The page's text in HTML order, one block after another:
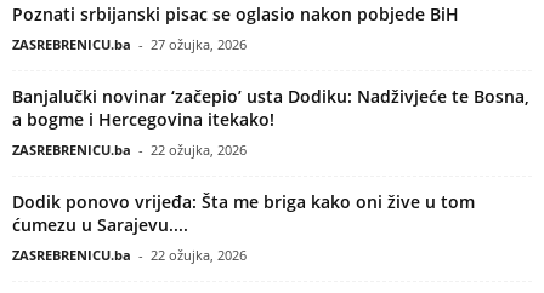
Poznati srbijanski pisac se oglasio nakon pobjede BiH
ZASREBRENICU.ba - 27 ožujka, 2026
Banjalučki novinar ‘začepio’ usta Dodiku: Nadživjeće te Bosna,
a bogme i Hercegovina itekako!
ZASREBRENICU.ba - 22 ožujka, 2026
Dodik ponovo vrijeđa: Šta me briga kako oni žive u tom
ćumezu u Sarajevu....
ZASREBRENICU.ba - 22 ožujka, 2026